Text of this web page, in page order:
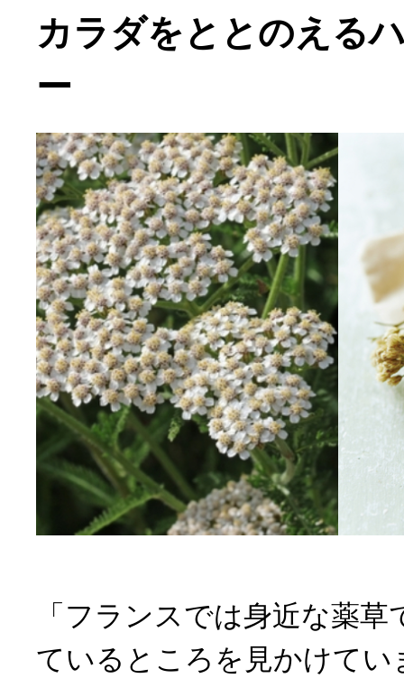
カラダをととのえる
ー
「フランスでは身近な薬
ているところを見かけてい